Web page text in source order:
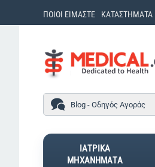
ΠΟΙΟΙ ΕΙΜΑΣΤΕ ΚΑΤΑΣΤΗΜΑΤΑ
Blog - Οδηγός Αγοράς
ΙΑΤΡΙΚΑ
ΜΗΧΑΝΗΜΑΤΑ